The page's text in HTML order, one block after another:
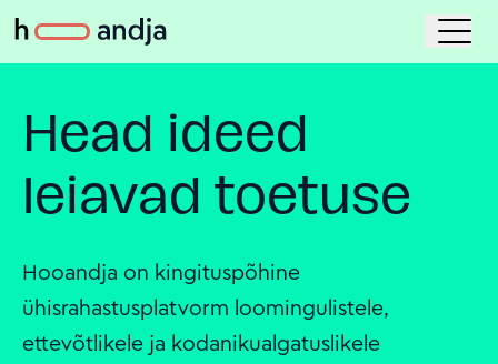
Head ideed
leiavad toetuse
Hooandja on kingituspõhine
ühisrahastusplatvorm loomingulistele,
ettevõtlikele ja kodanikualgatuslikele